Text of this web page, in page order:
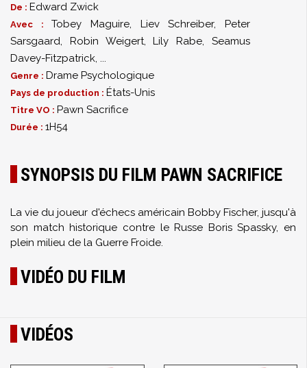
De : Edward Zwick
Avec : Tobey Maguire, Liev Schreiber,Peter
Sarsgaard, Robin Weigert,Lily Rabe,Seamus
Davey-Fitzpatrick, ...
Genre : Drame Psychologique
Pays de production : États-Unis
Titre VO : Pawn Sacrifice
Durée : 1H54
SYNOPSIS DU FILM PAWN SACRIFICE
La vie du joueur d'échecs américain Bobby Fischer, jusqu'à
son match historique contre le Russe Boris Spassky, en
plein milieu de la Guerre Froide.
VIDÉO DU FILM
VIDÉOS